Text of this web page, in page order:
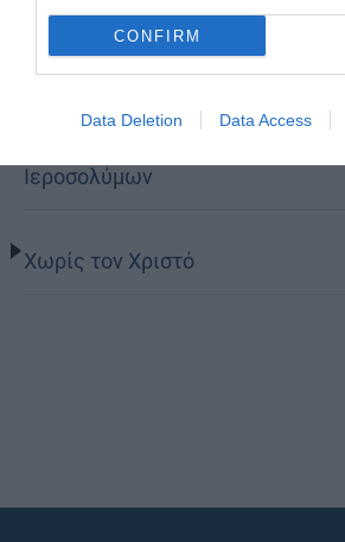
CONFIRM
Data Deletion Data Access
Περί λαιμαργίας
Ο νέος Πρέσβυς της Γεωργίας
Ιεροσολύμων
Χωρίς τον Χριστό